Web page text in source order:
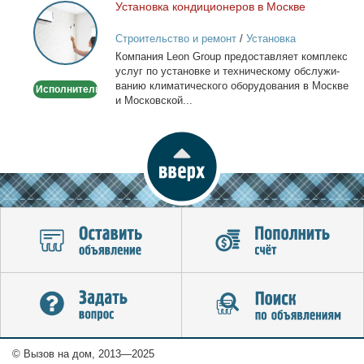
Установка
кондиционеров
в
Москве
Исполнитель
Уста­нов­ка кон­ди­ци­о­не­ров в Москве
Строительство и ремонт/ Установка
кондиционеров
Ком­па­ния Leon Group предо­став­ля­ет ком­плекс
услуг по уста­нов­ке и тех­ни­че­ско­му об­слу­жи­
ва­нию кли­ма­ти­че­ско­го обо­ру­до­ва­ния в Москве
и Мос­ков­ской...
© Вызов на дом, 2013—2025